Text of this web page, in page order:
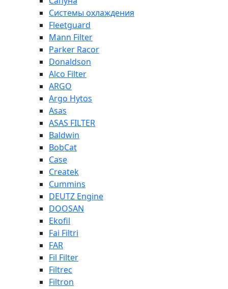
Системы охлаждения
Fleetguard
Mann Filter
Parker Racor
Donaldson
Alco Filter
ARGO
Argo Hytos
Asas
ASAS FILTER
Baldwin
BobCat
Case
Createk
Cummins
DEUTZ Engine
DOOSAN
Ekofil
Fai Filtri
FAR
Fil Filter
Filtrec
Filtron